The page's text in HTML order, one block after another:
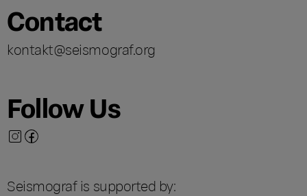
Contact
kontakt@seismograf.org
Follow Us
Seismograf is supported by: